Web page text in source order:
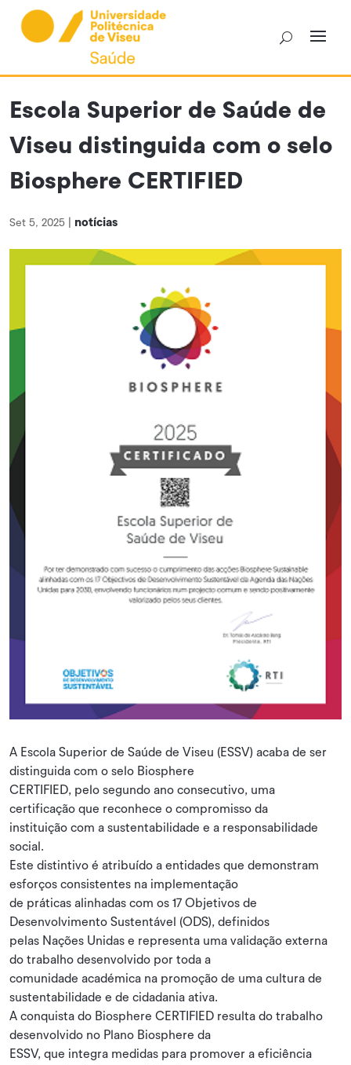
content
Escola Superior de Saúde de
Viseu distinguida com o selo
Biosphere CERTIFIED
Set 5, 2025 notícias
A Escola Superior de Saúde de Viseu (ESSV) acaba de ser
distinguida com o selo Biosphere
CERTIFIED, pelo segundo ano consecutivo, uma
certificação que reconhece o compromisso da
instituição com a sustentabilidade e a responsabilidade
social.
Este distintivo é atribuído a entidades que demonstram
esforços consistentes na implementação
de práticas alinhadas com os 17 Objetivos de
Desenvolvimento Sustentável (ODS), definidos
pelas Nações Unidas e representa uma validação externa
do trabalho desenvolvido por toda a
comunidade académica na promoção de uma cultura de
sustentabilidade e de cidadania ativa.
A conquista do Biosphere CERTIFIED resulta do trabalho
desenvolvido no Plano Biosphere da
ESSV, que integra medidas para promover a eficiência